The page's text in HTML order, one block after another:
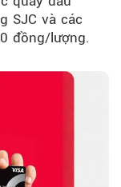
SJC và các
đồng/lượng.